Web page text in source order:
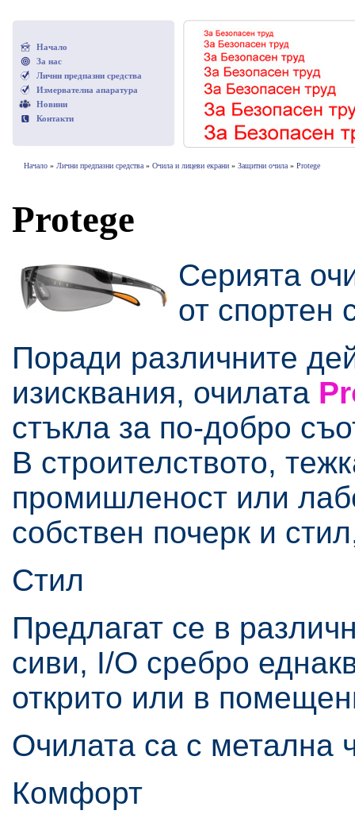
Начало
За нас
Лични предпазни средства
Измервателна апаратура
Новини
Контакти
Начало » Лични предпазни средства » Очила и лицеви екрани » Защитни очила » Protege
Protege
Серията
от спортен
Поради различните
изисквания, очилата
стъкла за по-добро
В строителството,
промишленост или
собствен почерк и
Стил
Предлагат се в
сиви, I/O сребро
открито или в
Очилата са с метална
Комфорт